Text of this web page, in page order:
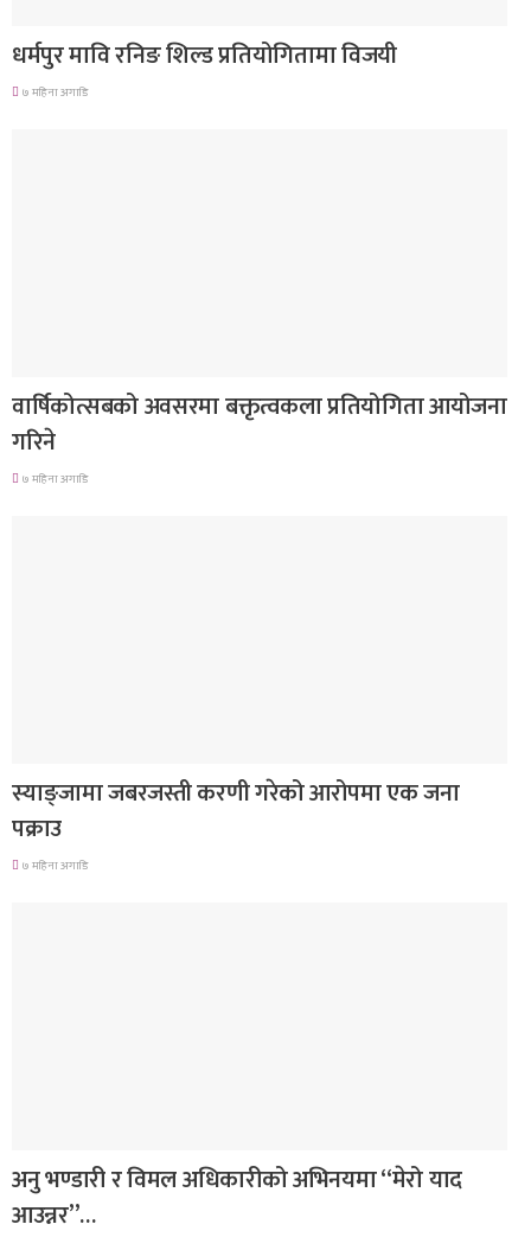
धर्मपुर मावि रनिङ शिल्ड प्रतियोगितामा विजयी
७ महिना अगाडि
वार्षिकोत्सबको अवसरमा बक्तृत्वकला प्रतियोगिता आयोजना
गरिने
७ महिना अगाडि
स्याङ्जामा जबरजस्ती करणी गरेको आरोपमा एक जना
पक्राउ
७ महिना अगाडि
अनु भण्डारी र विमल अधिकारीको अभिनयमा “मेरो याद
आउन्नर”…